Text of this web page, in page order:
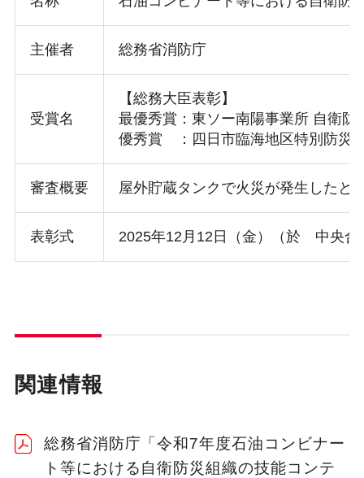
主催者 総務省消防庁
受賞名
【総務大臣表彰】
最優秀賞：東ソー南陽事業所 自衛防
優秀賞 ：四日市臨海地区特別防災
審査概要 屋外貯蔵タンクで火災が発生したと
表彰式 2025年12月12日（金）（於 中央合
関連情報
総務省消防庁「令和7年度石油コンビナー
ト等における自衛防災組織の技能コンテ